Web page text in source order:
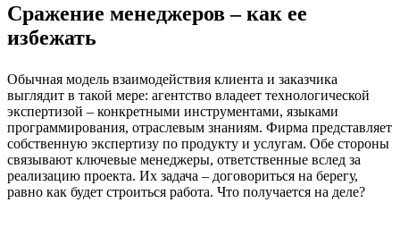
Сражение менеджеров – как ее
избежать
Обычная модель взаимодействия клиента и заказчика
выглядит в такой мере: агентство владеет технологической
экспертизой – конкретными инструментами, языками
программирования, отраслевым знаниям. Фирма представляет
собственную экспертизу по продукту и услугам. Обе стороны
связывают ключевые менеджеры, ответственные вслед за
реализацию проекта. Их задача – договориться на берегу,
равно как будет строиться работа. Что получается на деле?